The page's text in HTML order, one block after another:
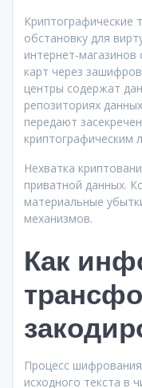
Криптографические
обстановку для
интернет-
карт через
центры содержат
репозиториях
передают
криптографическим
Нехватка
приватной данных.
материальные
механизмов.
Как
Процесс
исходного текста в